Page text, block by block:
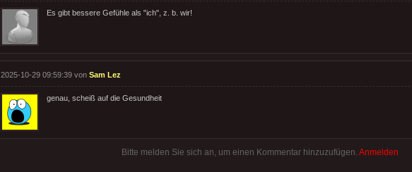
Es gibt bessere Gefühle als "ich", z. b. wir!
2025-10-29 09:59:39 von Sam Lez
genau, scheiß auf die Gesundheit
Bitte melden Sie sich an, um einen Kommentar hinzuzufügen. Anmelden